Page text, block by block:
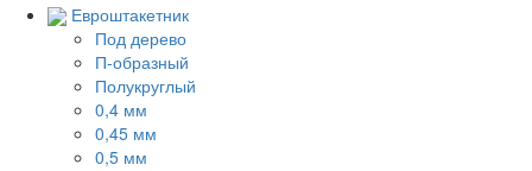
Евроштакетник
Под дерево
П-образный
Полукруглый
0,4 мм
0,45 мм
0,5 мм